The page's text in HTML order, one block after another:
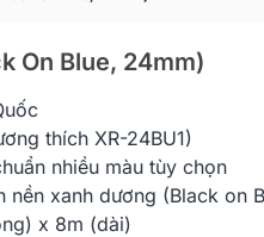
On Blue, 24mm)
thích XR-24BU1)
nhiều màu tùy chọn
nền xanh dương (Black on
x 8m (dài)
HR-6RD
6mm)
176.000 đ